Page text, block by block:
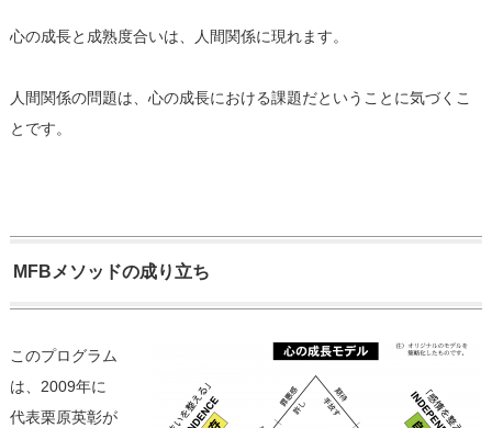
心の成長と成熟度合いは、人間関係に現れます。
人間関係の問題は、心の成長における課題だということに気づくこ
とです。
MFBメソッドの成り立ち
このプログラム
は、2009年に
代表栗原英彰が